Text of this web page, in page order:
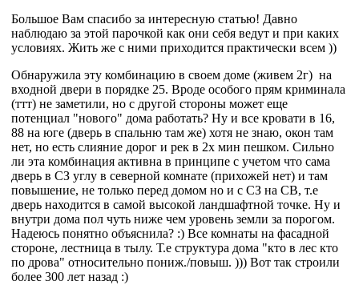
Большое Вам спасибо за интересную статью! Давно
наблюдаю за этой парочкой как они себя ведут и при каких
условиях. Жить же с ними приходится практически всем ))
Обнаружила эту комбинацию в своем доме (живем 2г) на
входной двери в порядке 25. Вроде особого прям криминала
(ттт) не заметили, но с другой стороны может еще
потенциал "нового" дома работать? Ну и все кровати в 16,
88 на юге (дверь в спальню там же) хотя не знаю, окон там
нет, но есть слияние дорог и рек в 2х мин пешком. Сильно
ли эта комбинация активна в принципе с учетом что сама
дверь в СЗ углу в северной комнате (прихожей нет) и там
повышение, не только перед домом но и с СЗ на СВ, т.е
дверь находится в самой высокой ландшафтной точке. Ну и
внутри дома пол чуть ниже чем уровень земли за порогом.
Надеюсь понятно объяснила? :) Все комнаты на фасадной
стороне, лестница в тылу. Т.е структура дома "кто в лес кто
по дрова" относительно пониж./повыш. ))) Вот так строили
более 300 лет назад :)